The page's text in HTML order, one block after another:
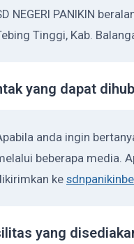
NEGERI PANIKIN
Tinggi, Kab.
yang dapat
anda ingin
beberapa media.
ke
yang